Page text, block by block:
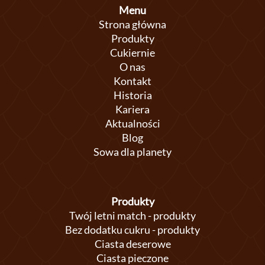
Menu
Strona główna
Produkty
Cukiernie
O nas
Kontakt
Historia
Kariera
Aktualności
Blog
Sowa dla planety
Produkty
Twój letni match - produkty
Bez dodatku cukru - produkty
Ciasta deserowe
Ciasta pieczone